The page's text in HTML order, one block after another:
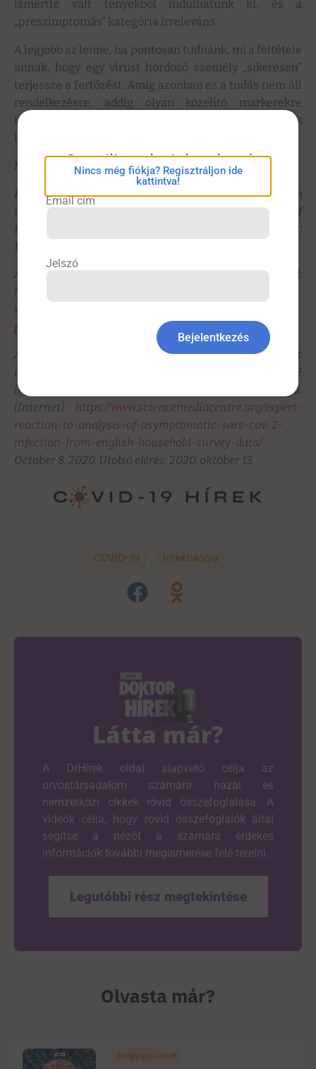
ismertté vált tényekből indulhatunk ki, és a
„preszimptomás” kategória irreleváns.
A legjobb az lenne, ha pontosan tudnánk, mi a feltétele
annak, hogy egy vírust hordozó személy „sikeresen”
terjessze a fertőzést. Amíg azonban ez a tudás nem áll
rendelkezésre, addig olyan közelítő markerekre
támaszkodhatunk, mint a vírus jelenlétének
kimutatása, vagyis a tesztelés.
Forrás
Petersen I, Phillips A. Three Quarters of People with
SARS-CoV-2 Infection are Asymptomatic: Analysis of
English Household Survey Data. Clin Epidemiol 2020; 12:
1039–1043.
A teljes cikket itt érheti el:
https://www.dovepress.com/three-quarters-of-people-
with-sars-cov-2-infection-are-asymptomatic-an-
peer-reviewed-fulltext-article-CLEP
Az idézett bírálat forrása: Science Media Centre. Expert
reaction to analysis of asymptomatic SARS-CoV-2
infection from English Household Survey data.
[Internet] https://www.sciencemediacentre.org/expert-
reaction-to-analysis-of-asymptomatic-sars-cov-2-
infection-from-english-household-survey-data/
October 8, 2020. Utolsó elérés: 2020. október 13.
COVID-19 Infektológia
Látta már?
A DrHírek oldal alapvető célja az
orvostársadalom számára hazai és
nemzetközi cikkek rövid összefoglalása. A
videók célja, hogy rövid összefoglalók által
segítse a nézőt a számára érdekes
információk további megismerése felé terelni.
Legutóbbi rész megtekintése
Olvasta már?
Belgyógyászat
eConsilium bejelentkezés
Nincs még fiókja? Regisztráljon ide
kattintva!
Email cím
Jelszó
Bejelentkezés